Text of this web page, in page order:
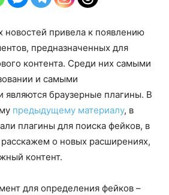
привела к появлению
предназначенных для
контента. Среди них самыми
и самыми
являются браузерные плагины. В
предыдущему материалу, в
плагины для поиска фейков, в
о новых расширениях,
контент.
для определения фейков –